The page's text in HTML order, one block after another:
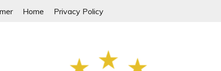
Home Privacy Policy